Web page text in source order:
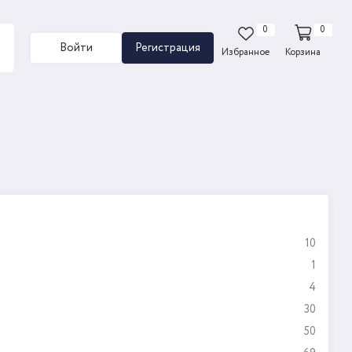
Войти Регистрация
0
Избранное
0
Корзина
10
1
4
30
50